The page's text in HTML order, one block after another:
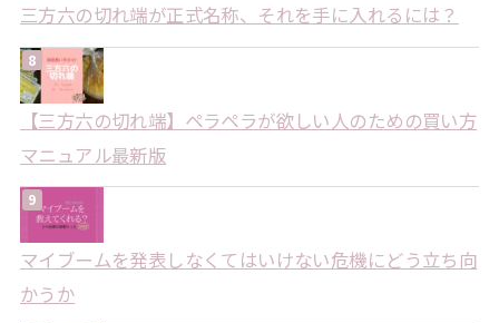
三方六の切れ端が正式名称、それを手に入れるには？
【三方六の切れ端】ペラペラが欲しい人のための買い方
マニュアル最新版
マイブームを発表しなくてはいけない危機にどう立ち向
かうか